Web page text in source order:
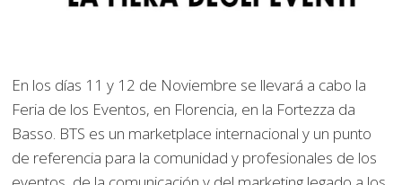
En los días 11 y 12 de Noviembre se llevará a cabo la
Feria de los Eventos, en Florencia, en la Fortezza da
Basso. BTS es un marketplace internacional y un punto
de referencia para la comunidad y profesionales de los